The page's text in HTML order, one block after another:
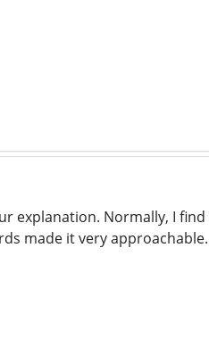
explanation. Normally, I
made it very